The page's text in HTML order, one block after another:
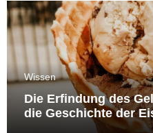
Wissen
Die Erfindung des
die Geschichte der